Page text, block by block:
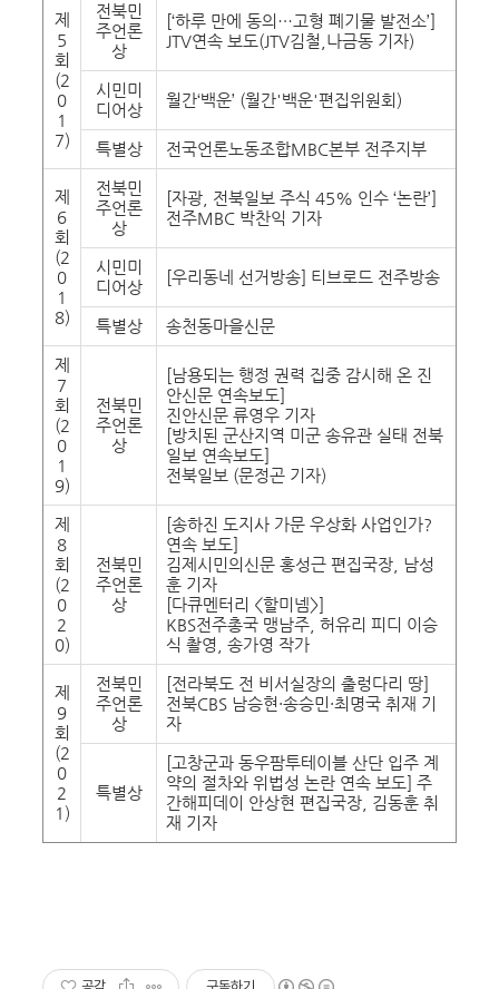
제
5
회
(2
0
1
7)
전북민
주언론
상
[‘하루 만에 동의…고형 폐기물 발전소’]
JTV연속 보도(JTV김철,나금동 기자)
시민미
디어상
월간‘백운’ (월간'백운'편집위원회)
특별상 전국언론노동조합MBC본부 전주지부
제
6
회
(2
0
1
8)
전북민
주언론
상
[자광, 전북일보 주식 45% 인수 ‘논란’]
전주MBC 박찬익 기자
시민미
디어상
[우리동네 선거방송] 티브로드 전주방송
특별상 송천동마을신문
제
7
회
(2
0
1
9)
전북민
주언론
상
[남용되는 행정 권력 집중 감시해 온 진
안신문 연속보도]
진안신문 류영우 기자
[방치된 군산지역 미군 송유관 실태 전북
일보 연속보도]
전북일보 (문정곤 기자)
제
8
회
(2
0
2
0)
전북민
주언론
상
[송하진 도지사 가문 우상화 사업인가?
연속 보도]
김제시민의신문 홍성근 편집국장, 남성
훈 기자
[다큐멘터리 <할미넴>]
KBS전주총국 맹남주, 허유리 피디 이승
식 촬영, 송가영 작가
제
9
회
(2
0
2
1)
전북민
주언론
상
[전라북도 전 비서실장의 출렁다리 땅]
전북CBS 남승현·송승민·최명국 취재 기
자
특별상
[고창군과 동우팜투테이블 산단 입주 계
약의 절차와 위법성 논란 연속 보도] 주
간해피데이 안상현 편집국장, 김동훈 취
재 기자